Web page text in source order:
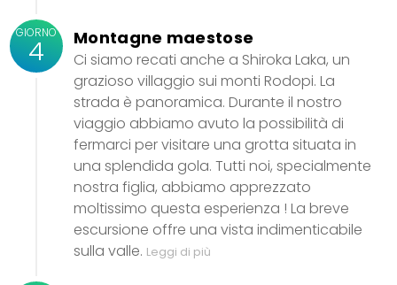
GIORNO
4 Montagne maestose
Ci siamo recati anche a Shiroka Laka, un
grazioso villaggio sui monti Rodopi. La
strada è panoramica. Durante il nostro
viaggio abbiamo avuto la possibilità di
fermarci per visitare una grotta situata in
una splendida gola. Tutti noi, specialmente
nostra figlia, abbiamo apprezzato
moltissimo questa esperienza ! La breve
escursione offre una vista indimenticabile
sulla valle. Leggi di più